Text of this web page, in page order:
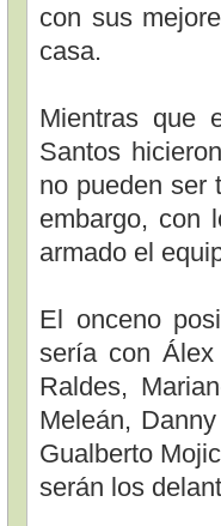
con sus
casa.
Mientras que
Santos
no pueden ser
embargo, con
armado el
El onceno
sería con
Raldes,
Meleán,
Gualberto
serán los